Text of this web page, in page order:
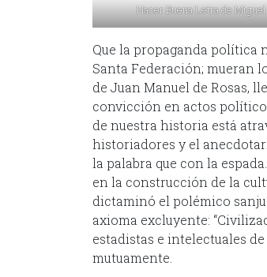
Hacer Buena Letra de
Que la propaganda política
Santa Federación; mueran
de Juan Manuel de Rosas,
convicción en actos
de nuestra historia está
historiadores y el
la palabra que con la
en la construcción de la
dictaminó el polémico
axioma excluyente:
estadistas e intelectuales
mutuamente.